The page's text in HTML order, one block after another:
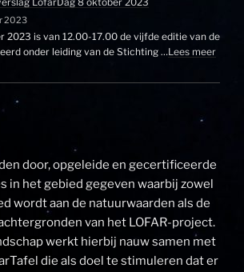
2023
2023 is van 12.00-17.00 de vijfde editie van de
onder leiding van de Stichting …Lees meer
door, opgeleide en gecertificeerde
in het gebied gegeven waarbij zowel
wordt aan de natuurwaarden als de
van het LOFAR-project.
werkt hierbij nauw samen met
die als doel te stimuleren dat er